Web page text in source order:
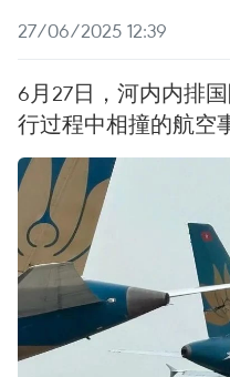
27/06/2025 12:39
6月27日，河内内排
行过程中相撞的航空